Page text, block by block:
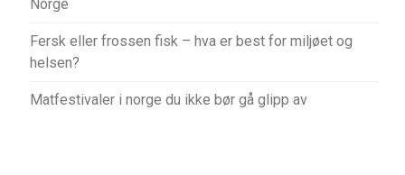
Norge
Fersk eller frossen fisk – hva er best for miljøet og
helsen?
Matfestivaler i norge du ikke bør gå glipp av